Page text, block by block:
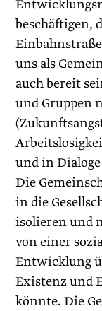
beschäftigen,
uns als
auch bereit
und Gruppen
und in
Die
in die
isolieren und
von einer
Entwicklung
Existenz und
könnte. Die